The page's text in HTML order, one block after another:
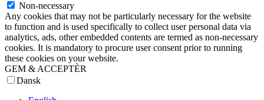
Non-necessary
Any cookies that may not be particularly necessary for the website
to function and is used specifically to collect user personal data via
analytics, ads, other embedded contents are termed as non-necessary
cookies. It is mandatory to procure user consent prior to running
these cookies on your website.
GEM & ACCEPTÈR
Dansk